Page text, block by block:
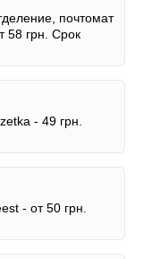
почтомат
58 грн. Срок
- 49 грн.
- от 50 грн.